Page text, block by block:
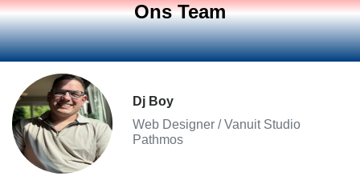
Ons Team
Dj Boy
Web Designer / Vanuit Studio
Pathmos